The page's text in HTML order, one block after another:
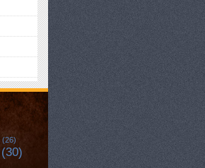
(26)
(30)